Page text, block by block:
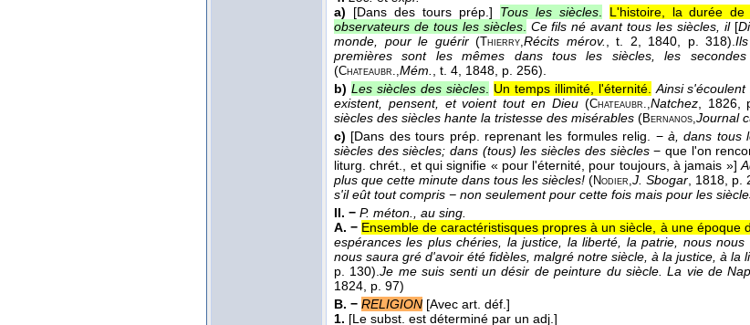
a)
[Dans des tours prép.] Tous les siècles. L'histoire, la durée
observateurs de tous les siècles. Ce fils né avant tous les siècles, il[
monde, pour le guérir(Thierry,Récits mérov. , t. 2 , 1840 , p. 318).
premières sont les mêmes dans tous les siècles, les
(Chateaubr., Mém. , t. 4 , 1848 , p. 256).
b) Les siècles des siècles. Un temps illimité, l'éternité. Ainsi
existent, pensent, et voient tout en Dieu(Chateaubr., Natchez, 1826,
siècles des siècles hante la tristesse des misérables (Bernanos, Journal
c) [Dans des tours prép. reprenant les formules relig. −à, dans tous
siècles des siècles; dans (tous) les siècles des siècles− que l'on
liturg. chrét., et qui signifie « pour l'éternité, pour toujours, à jamais »]
plus que cette minute dans tous les siècles! (Nodier, J. Sbogar , 1818 , p.
s'il eût tout compris − non seulement pour cette fois mais pour les
II. − P. méton., au sing.
A. − Ensemble de caractéristisques propres à un siècle, à une époque
espérances les plus chéries, la justice, la liberté, la patrie, nous
nous saura gré d'avoir été fidèles, malgré notre siècle, à la justice, à la
p. 130).Je me suis senti un désir de peinture du siècle. La vie de
1824 , p. 97)
B. − RELIGION [Avec art. déf.]
1. [Le subst. est déterminé par un adj.]